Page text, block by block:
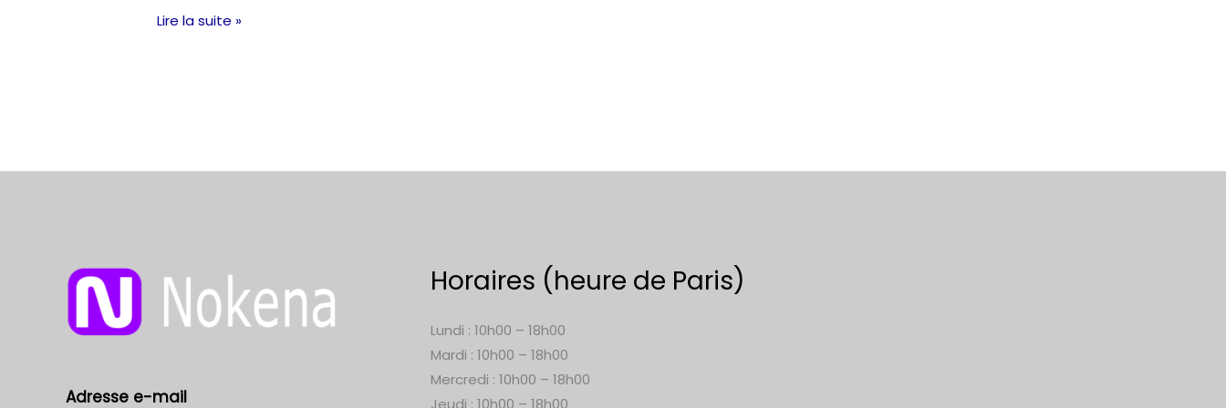
Waves
Lire la suite »
Adresse e-mail
Horaires (heure de Paris)
Lundi : 10h00 – 18h00
Mardi : 10h00 – 18h00
Mercredi : 10h00 – 18h00
Jeudi : 10h00 – 18h00